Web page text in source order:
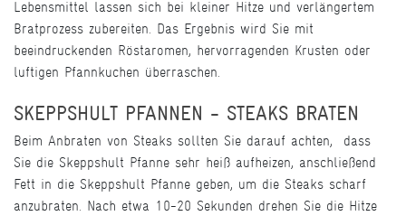
Lebensmittel lassen sich bei kleiner Hitze und verlängertem
Bratprozess zubereiten. Das Ergebnis wird Sie mit
beeindruckenden Röstaromen, hervorragenden Krusten oder
luftigen Pfannkuchen überraschen.
SKEPPSHULT PFANNEN - STEAKS BRATEN
Beim Anbraten von Steaks sollten Sie darauf achten, dass
Sie die Skeppshult Pfanne sehr heiß aufheizen, anschließend
Fett in die Skeppshult Pfanne geben, um die Steaks scharf
anzubraten. Nach etwa 10-20 Sekunden drehen Sie die Hitze